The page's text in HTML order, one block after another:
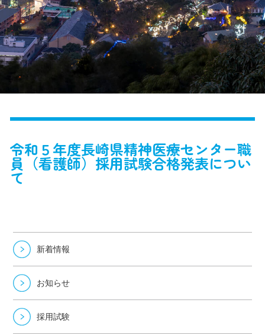
令和５年度長崎県精神医療センター職
員（看護師）採用試験合格発表につい
て
新着情報
お知らせ
採用試験